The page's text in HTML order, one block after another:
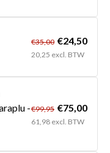
€35,00 €24,50
20,25 excl. BTW
-€99,95 €75,00
61,98 excl. BTW